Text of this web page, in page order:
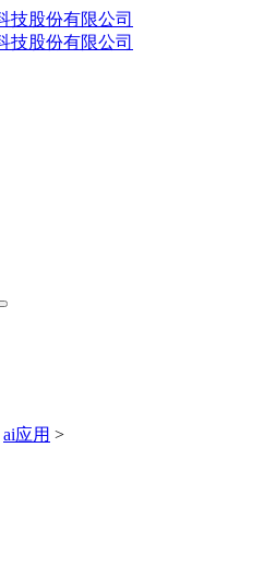
ai应用 >